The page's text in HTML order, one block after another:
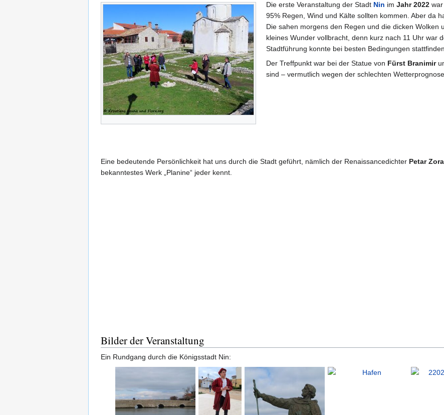
Die erste Veranstaltung der Stadt Nin im Jahr 2022war
95% Regen, Wind und Kälte sollten kommen. Aber da
Die sahen morgens den Regen und die dicken
kleines Wunder vollbracht, denn kurz nach 11 Uhr war
Stadtführung konnte bei besten Bedingungen
Der Treffpunkt war bei der Statue von Fürst Branimir
sind – vermutlich wegen der schlechten
Eine bedeutende Persönlichkeit hat uns durch die Stadt geführt, nämlich der Renaissancedichter Petar
bekanntestes Werk „Planine“ jeder kennt.
Bilder der Veranstaltung
Ein Rundgang durch die Königsstadt Nin: